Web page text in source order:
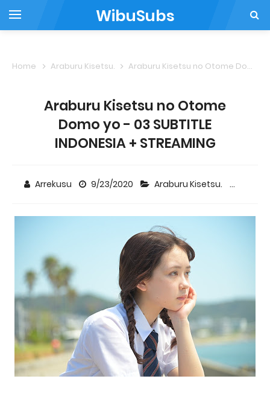
WibuSubs
Home Araburu Kisetsu. Araburu Kisetsu no Otome Domo yo - 03 SUBTITLE INDONESIA + STREAMING
Araburu Kisetsu no Otome
Domo yo - 03 SUBTITLE
INDONESIA + STREAMING
Arrekusu 9/23/2020 Araburu Kisetsu.